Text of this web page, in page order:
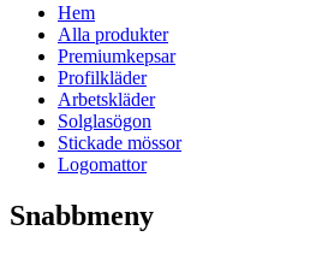
Hem
Alla produkter
Premiumkepsar
Profilkläder
Arbetskläder
Solglasögon
Stickade mössor
Logomattor
Snabbmeny